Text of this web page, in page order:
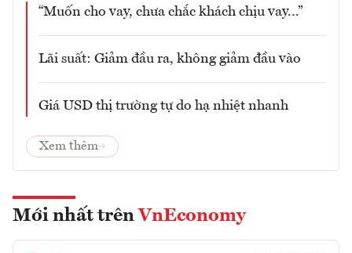
“Muốn cho vay, chưa chắc khách chịu vay...”
Lãi suất: Giảm đầu ra, không giảm đầu vào
Giá USD thị trường tự do hạ nhiệt nhanh
Xem thêm
Mới nhất trên VnEconomy